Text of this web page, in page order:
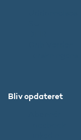
Bliv opdateret